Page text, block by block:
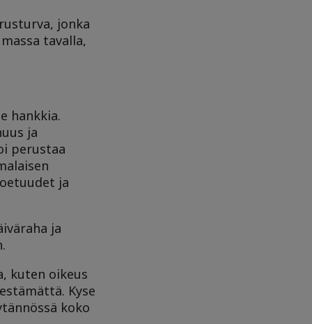
jonka
tavalla,
hankkia.
ja
perustaa
ja
ja
kuten oikeus
Kyse
koko